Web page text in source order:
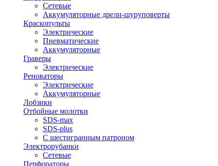
Сетевые
Аккумуляторные дрели-шуруповерты
Краскопульты
Электрические
Пневматические
Аккумуляторные
Граверы
Электрические
Реноваторы
Электрические
Аккумуляторные
Лобзики
Отбойные молотки
SDS-max
SDS-plus
С шестигранным патроном
Электрорубанки
Сетевые
Перфораторы